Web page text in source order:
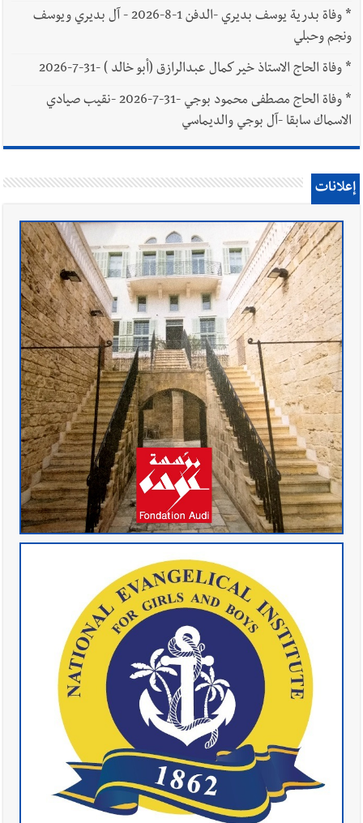
*
وفاة بدرية يوسف بديري -الدفن 1-8-2026 - آل بديري ويوسف
ونجم وحبلي
*وفاة الحاج الاستاذ خير كمال عبدالرازق (أبو خالد ) -31-7-2026
*
وفاة الحاج مصطفى محمود بوجي -31-7-2026 -نقيب صيادي
الاسماك سابقا -آل بوجي والديماسي
إعلانات